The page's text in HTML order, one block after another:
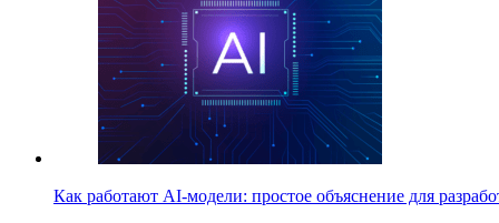
Как работают AI-модели: простое объяснение для